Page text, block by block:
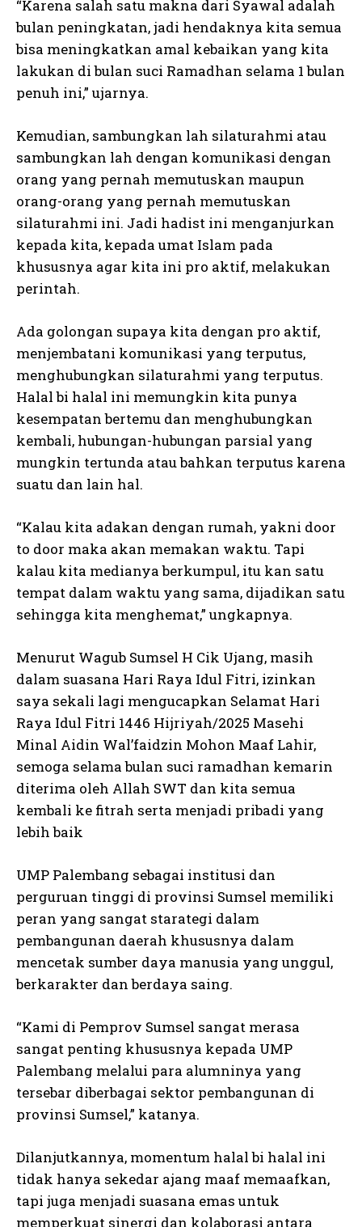
“Karena salah satu makna dari Syawal adalah
bulan peningkatan, jadi hendaknya kita semua
bisa meningkatkan amal kebaikan yang kita
lakukan di bulan suci Ramadhan selama 1 bulan
penuh ini,” ujarnya.
Kemudian, sambungkan lah silaturahmi atau
sambungkan lah dengan komunikasi dengan
orang yang pernah memutuskan maupun
orang-orang yang pernah memutuskan
silaturahmi ini. Jadi hadist ini menganjurkan
kepada kita, kepada umat Islam pada
khususnya agar kita ini pro aktif, melakukan
perintah.
Ada golongan supaya kita dengan pro aktif,
menjembatani komunikasi yang terputus,
menghubungkan silaturahmi yang terputus.
Halal bi halal ini memungkin kita punya
kesempatan bertemu dan menghubungkan
kembali, hubungan-hubungan parsial yang
mungkin tertunda atau bahkan terputus karena
suatu dan lain hal.
“Kalau kita adakan dengan rumah, yakni door
to door maka akan memakan waktu. Tapi
kalau kita medianya berkumpul, itu kan satu
tempat dalam waktu yang sama, dijadikan satu
sehingga kita menghemat,” ungkapnya.
Menurut Wagub Sumsel H Cik Ujang, masih
dalam suasana Hari Raya Idul Fitri, izinkan
saya sekali lagi mengucapkan Selamat Hari
Raya Idul Fitri 1446 Hijriyah/2025 Masehi
Minal Aidin Wal’faidzin Mohon Maaf Lahir,
semoga selama bulan suci ramadhan kemarin
diterima oleh Allah SWT dan kita semua
kembali ke fitrah serta menjadi pribadi yang
lebih baik
UMP Palembang sebagai institusi dan
perguruan tinggi di provinsi Sumsel memiliki
peran yang sangat starategi dalam
pembangunan daerah khususnya dalam
mencetak sumber daya manusia yang unggul,
berkarakter dan berdaya saing.
“Kami di Pemprov Sumsel sangat merasa
sangat penting khususnya kepada UMP
Palembang melalui para alumninya yang
tersebar diberbagai sektor pembangunan di
provinsi Sumsel,” katanya.
Dilanjutkannya, momentum halal bi halal ini
tidak hanya sekedar ajang maaf memaafkan,
tapi juga menjadi suasana emas untuk
memperkuat sinergi dan kolaborasi antara